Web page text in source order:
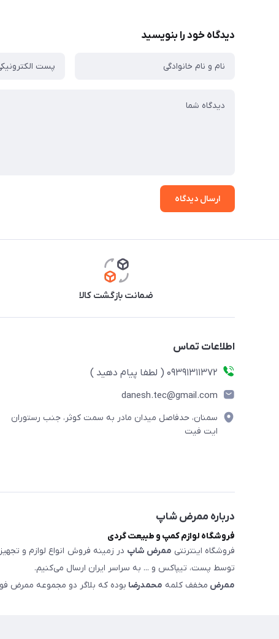
دیدگاه خود را بنویسید
ارسال دیدگاه
ضمانت بازگشت کالا
اطلاعات تماس
09391311372 ( لطفا پیام دهید )
danesh.tec@gmail.com
سمنان، حدفاصل میدان مادر به سمت کوثر، جنب رستوران
ایت فیت
درباره ممرض شاپ
فروشگاه لوازم کمپ و طبیعت گردی
فروشگاه اینترنتی ممرض شاپ در زمینه فروش انواع لوازم و
توسط پست، تیپاکس و ... به سراسر ایران ارسال می‌کنیم.
ممرض مخفف کلمه محمدرضا بوده که بلاگر دو مجموعه ممرض